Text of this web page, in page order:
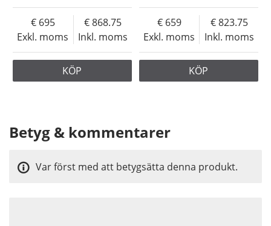
Exkl. moms
695
Inkl. moms
868.75
KÖP
Exkl. moms
659
Inkl. moms
823.75
KÖP
Betyg & kommentarer
Var först med att betygsätta denna produkt.